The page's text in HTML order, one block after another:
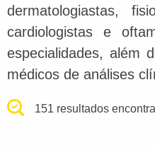
dermatologiastas,
cardiologistas e
especialidades, além
médicos de análises
151 resultados